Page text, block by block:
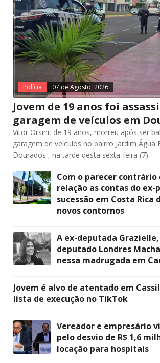
Polícia 07 de Agosto, 2026
Jovem de 19 anos foi
garagem de veículos em
Vitor Orsini, de 19 anos, morreu após ser
garagem de veículos no bairro Jardim Água
Dourados , na tarde desta sexta-feira (7).
Com o parecer contrário
relação as contas do
sucessão em Costa Rica
novos contornos
A ex-deputada
deputado Londres
nessa madrugada em
Jovem é alvo de atentado em
lista de execução no TikTok
Vereador e empresário
pelo desvio de R$ 1,6
locação para hospitais